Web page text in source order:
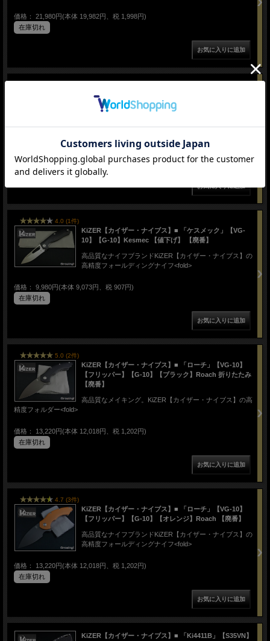
価格： 21,980円(本体 19,982円、税 1,998円)
在庫切れ
【S35VN】【フリッパー】【チタニウム】Tomcat 折りた
たみナイフ 【配送料無料】 【廃番】
在庫切れ
4.0 (1件)
KiZER【カイザー・ナイブス】■ 「ケスメック」【VG-
10】【G-10】Kesmec 【値下げ】 【廃番】
高品質なナイフブランドKiZER【カイザー・ナイブス】の
高精度フォールディングナイフ<fold>
価格： 9,980円(本体 9,073円、税 907円)
在庫切れ
5.0 (2件)
KiZER【カイザー・ナイブス】■ 「ローチ」【VG-10】
【フリッパー】【G-10】【ブラック】Roach 折りたたみ
【廃番】
高品質なメイキング。KiZER【カイザー・ナイブス】の高
精度フォルダー<fold>
価格： 13,220円(本体 12,018円、税 1,202円)
在庫切れ
4.7 (3件)
KiZER【カイザー・ナイブス】■ 「ローチ」【VG-10】
【フリッパー】【G-10】【オレンジ】Roach 【廃番】
高品質なナイフブランドKiZER【カイザー・ナイブス】の
高精度フォールディングナイフ<fold>
価格： 13,220円(本体 12,018円、税 1,202円)
在庫切れ
KiZER【カイザー・ナイブス】■ 「Ki4411B」【S35VN】